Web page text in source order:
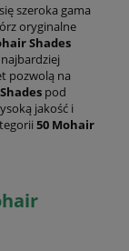
szeroka gama
oryginalne
Shades
pozwolą na
pod
jakość i
50 Mohair